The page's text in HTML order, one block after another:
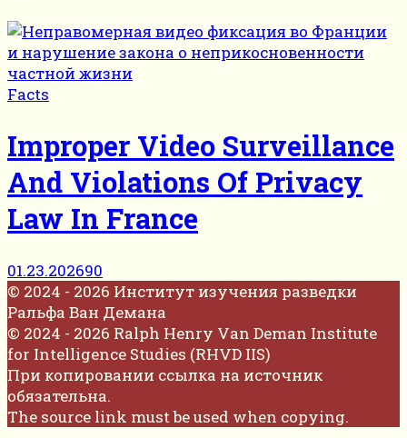
Facts
Improper Video Surveillance
And Violations Of Privacy
Law In France
01.23.202690
© 2024 - 2026 Институт изучения разведки
Ральфа Ван Демана
© 2024 - 2026 Ralph Henry Van Deman Institute
for Intelligence Studies (RHVD IIS)
При копировании ссылка на источник
обязательна.
The source link must be used when copying.